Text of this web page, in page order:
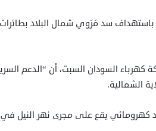
باستهداف سد مَرَوي شمال البلاد
كهرباء السودان السبت، أن “الدعم
الشمالية.
يقع على مجرى نهر النيل في